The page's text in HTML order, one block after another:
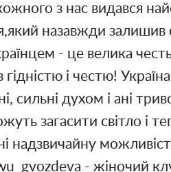
з нас видався
назавжди залишив
- це велика
гідністю і честю! Україна
сильні духом і ані
загасити світло і
надзвичайну
- жіночий